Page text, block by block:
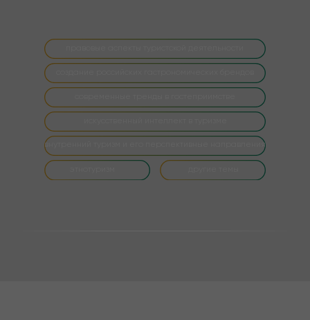
внутренний туризм и его перспективные направления